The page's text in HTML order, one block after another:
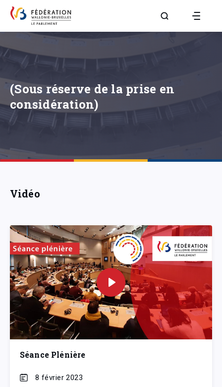
Aller à la page
(Sous réserve de la prise en
considération)
Vidéo
Séance Plénière
8 février 2023